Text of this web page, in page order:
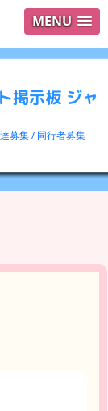
MENU
掲示板 ジャ
募集 / 同行者募集
ログイ
検索